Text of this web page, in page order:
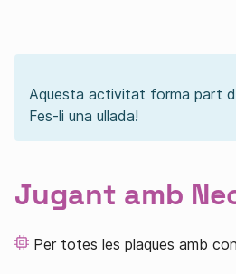
Aquesta activitat forma part
Fes-li una ullada!
Jugant amb
Per totes les plaques amb